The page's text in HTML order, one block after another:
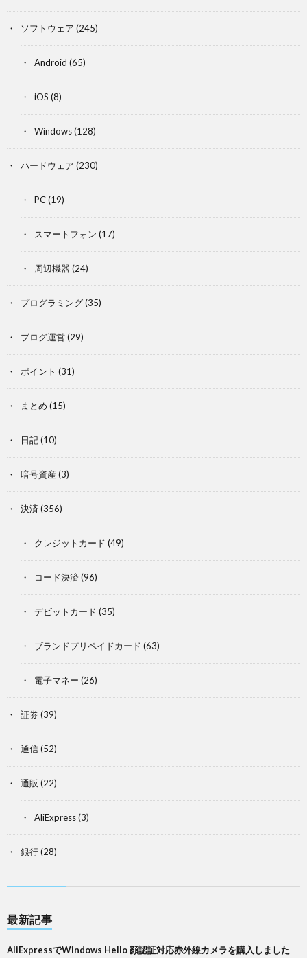
ソフトウェア (245)
Android (65)
iOS (8)
Windows(128)
ハードウェア (230)
PC(19)
スマートフォン (17)
周辺機器 (24)
プログラミング(35)
ブログ運営(29)
ポイント (31)
まとめ (15)
日記(10)
暗号資産 (3)
決済 (356)
クレジットカード (49)
コード決済 (96)
デビットカード (35)
ブランドプリペイドカード (63)
電子マネー (26)
証券(39)
通信(52)
通販 (22)
AliExpress(3)
銀行(28)
最新記事
AliExpressでWindows Hello 顔認証対応赤外線カメラを購入しました